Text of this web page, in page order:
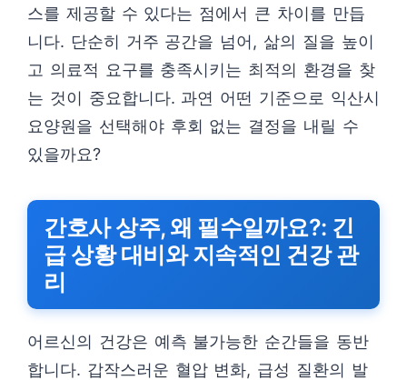
스를 제공할 수 있다는 점에서 큰 차이를 만듭
니다. 단순히 거주 공간을 넘어, 삶의 질을 높이
고 의료적 요구를 충족시키는 최적의 환경을 찾
는 것이 중요합니다. 과연 어떤 기준으로 익산시
요양원을 선택해야 후회 없는 결정을 내릴 수
있을까요?
간호사 상주, 왜 필수일까요?: 긴
급 상황 대비와 지속적인 건강 관
리
어르신의 건강은 예측 불가능한 순간들을 동반
합니다. 갑작스러운 혈압 변화, 급성 질환의 발